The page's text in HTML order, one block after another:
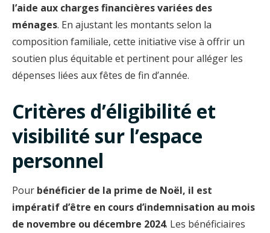
l’aide aux charges financières variées des
ménages. En ajustant les montants selon la
composition familiale, cette initiative vise à offrir un
soutien plus équitable et pertinent pour alléger les
dépenses liées aux fêtes de fin d’année.
Critères d’éligibilité et
visibilité sur l’espace
personnel
Pour bénéficier de la prime de Noël, il est
impératif d’être en cours d’indemnisation au mois
de novembre ou décembre 2024. Les bénéficiaires